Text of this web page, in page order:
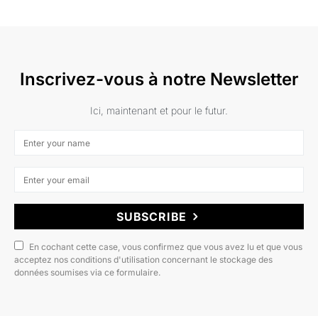
Inscrivez-vous à notre Newsletter
Ici, maintenant et pour le futur.
SUBSCRIBE
En cochant cette case, vous confirmez que vous avez lu et que vous
acceptez nos conditions d'utilisation concernant le stockage des
données soumises via ce formulaire.